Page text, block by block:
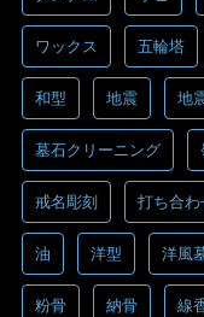
ワックス 五輪塔
和型 地震 地
墓石クリーニング
戒名彫刻 打ち合わ
油 洋型 洋風
粉骨 納骨 線